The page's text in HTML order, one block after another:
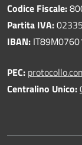
Codice Fiscale:
Partita IVA:
IBAN:
PEC:
Centralino Unico: